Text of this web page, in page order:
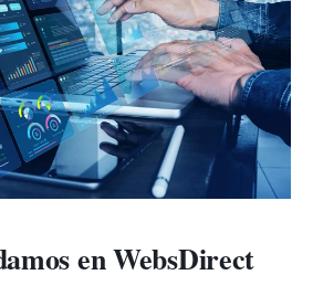
en WebsDirect